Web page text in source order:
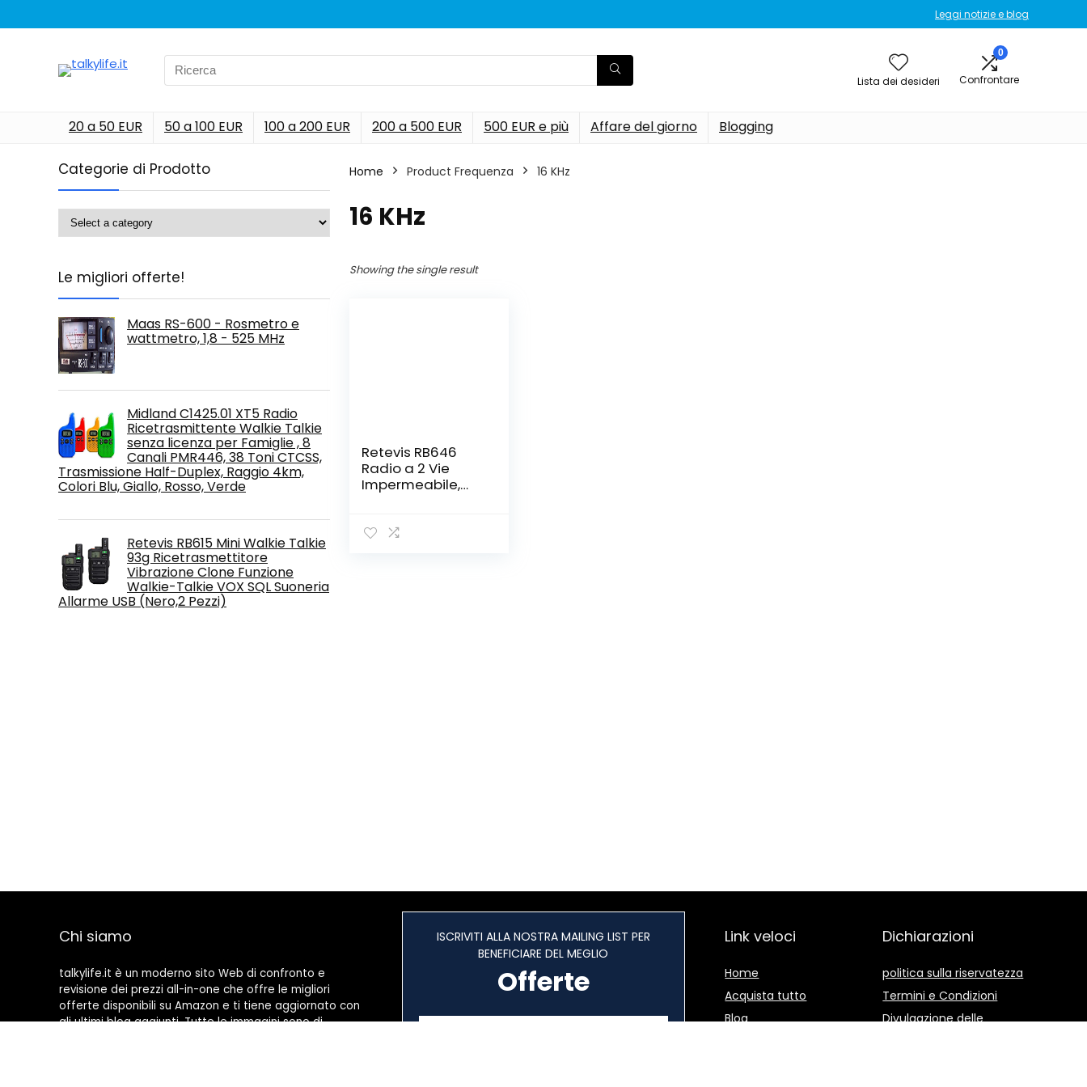
Leggi notizie e blog
Search
for:
Lista dei desideri
0
Confrontare
20 a 50 EUR 50 a 100 EUR 100 a 200 EUR 200 a 500 EUR 500 EUR e più Affare del giorno Blogging
Categorie di Prodotto
Le migliori offerte!
Maas RS-600 - Rosmetro e
wattmetro, 1,8 - 525 MHz
Midland C1425.01 XT5 Radio
Ricetrasmittente Walkie Talkie
senza licenza per Famiglie , 8
Canali PMR446, 38 Toni CTCSS,
Trasmissione Half-Duplex, Raggio 4km,
Colori Blu, Giallo, Rosso, Verde
Retevis RB615 Mini Walkie Talkie
93g Ricetrasmettitore
Vibrazione Clone Funzione
Walkie-Talkie VOX SQL Suoneria
Allarme USB (Nero,2 Pezzi)
Home Product Frequenza ‎16 KHz
‎16 KHz
Showing the single result
Retevis RB646
Radio a 2 Vie
Impermeabile,
PMR446 Allarme
Chi siamo
talkylife.it è un moderno sito Web di confronto e
revisione dei prezzi all-in-one che offre le migliori
offerte disponibili su Amazon e ti tiene aggiornato con
gli ultimi blog aggiunti. Tutte le immagini sono di
ISCRIVITI ALLA NOSTRA MAILING LIST PER
BENEFICIARE DEL MEGLIO
Offerte
Link veloci
Home
Acquista tutto
Blog
Dichiarazioni
politica sulla riservatezza
Termini e Condizioni
Divulgazione delle